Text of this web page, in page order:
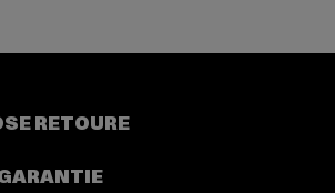
RETOURE